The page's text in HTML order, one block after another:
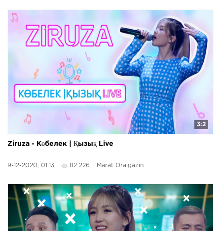
3:2
Ziruza - Көбелек | Қызық Live
9-12-2020, 01:13 82 226 Marat Oralgazin